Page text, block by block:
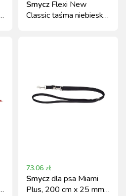
Smycz Flexi New
Classic taśma niebieska
73.06 zł
Smyczdla psa Miami
Plus, 200 cm x 25 mm,